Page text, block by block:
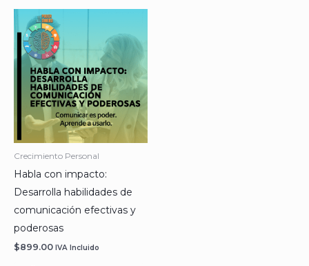
Crecimiento Personal
Habla con impacto:
Desarrolla habilidades de
comunicación efectivas y
poderosas
$899.00 IVA Incluido